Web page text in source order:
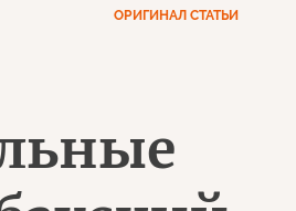
ОРИГИНАЛ СТАТЬИ